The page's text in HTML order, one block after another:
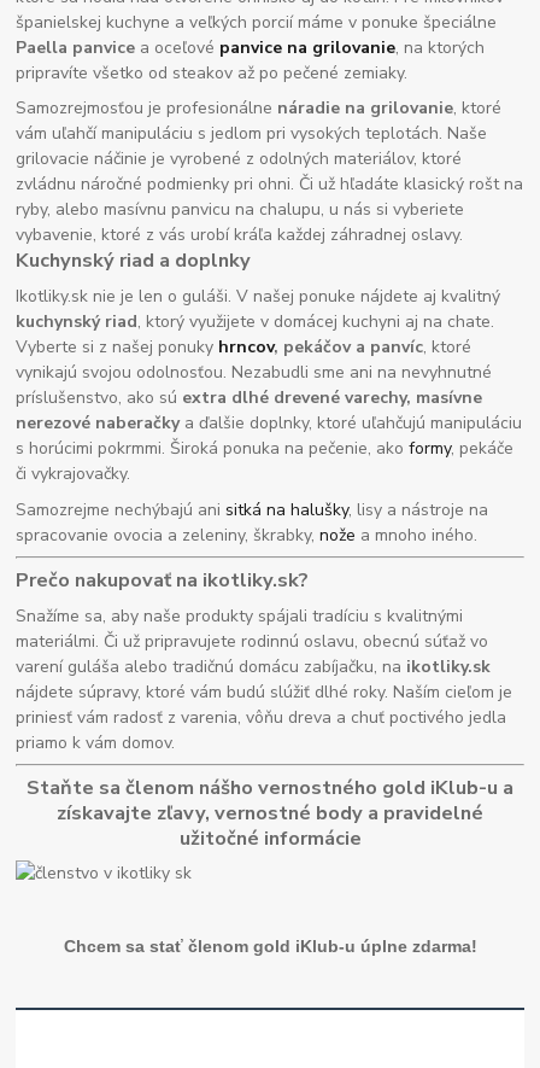
španielskej kuchyne a veľkých porcií máme v ponuke špeciálne
Paella panvice a oceľové panvice na grilovanie, na ktorých
pripravíte všetko od steakov až po pečené zemiaky.
Samozrejmosťou je profesionálne náradie na grilovanie, ktoré
vám uľahčí manipuláciu s jedlom pri vysokých teplotách. Naše
grilovacie náčinie je vyrobené z odolných materiálov, ktoré
zvládnu náročné podmienky pri ohni. Či už hľadáte klasický rošt na
ryby, alebo masívnu panvicu na chalupu, u nás si vyberiete
vybavenie, ktoré z vás urobí kráľa každej záhradnej oslavy.
Kuchynský riad a doplnky
Ikotliky.sk nie je len o guláši. V našej ponuke nájdete aj kvalitný
kuchynský riad, ktorý využijete v domácej kuchyni aj na chate.
Vyberte si z našej ponuky hrncov, pekáčov a panvíc, ktoré
vynikajú svojou odolnosťou. Nezabudli sme ani na nevyhnutné
príslušenstvo, ako sú extra dlhé drevené varechy, masívne
nerezové naberačkya ďalšie doplnky, ktoré uľahčujú manipuláciu
s horúcimi pokrmmi. Široká ponuka na pečenie, akoformy, pekáče
či vykrajovačky.
Samozrejme nechýbajú anisitká na halušky, lisy a nástroje na
spracovanie ovocia a zeleniny, škrabky,nože a mnoho iného.
Prečo nakupovať na ikotliky.sk?
Snažíme sa, aby naše produkty spájali tradíciu s kvalitnými
materiálmi. Či už pripravujete rodinnú oslavu, obecnú súťaž vo
varení guláša alebo tradičnú domácu zabíjačku, na ikotliky.sk
nájdete súpravy, ktoré vám budú slúžiť dlhé roky. Naším cieľom je
priniesť vám radosť z varenia, vôňu dreva a chuť poctivého jedla
priamo k vám domov.
Staňte sa členom nášho vernostného gold iKlub-u a
získavajte zľavy, vernostné body a pravidelné
užitočné informácie
Chcem sa stať členom gold iKlub-u úplne zdarma!